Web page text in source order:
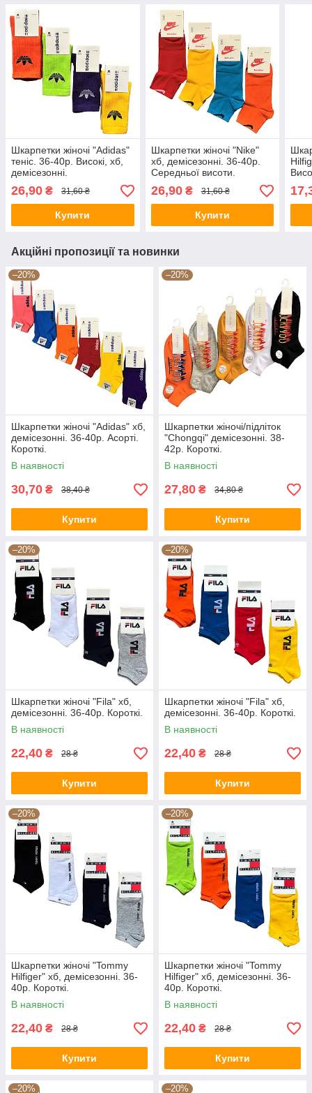
Шкарпетки жіночі "Adidas"
теніс. 36-40р. Високі, хб,
демісезонні.
26,90 ₴ 31,60 ₴
Купити
Шкарпетки жіночі "Nike"
хб, демісезонні. 36-40р.
Середньої висоти.
26,90₴ 31,60 ₴
Купити
Акційні пропозиції та новинки
–20%
Шкарпетки жіночі "Adidas" хб,
демісезонні. 36-40р. Асорті.
Короткі.
В наявності
30,70 ₴ 38,40 ₴
Купити
–20%
Шкарпетки жіночі/підліток
"Chongqi" демісезонні. 38-
42р. Короткі.
В наявності
27,80 ₴ 34,80 ₴
Купити
–20%
Шкарпетки жіночі "Fila" хб,
демісезонні. 36-40р. Короткі.
В наявності
22,40 ₴ 28 ₴
Купити
–20%
Шкарпетки жіночі "Fila" хб,
демісезонні. 36-40р. Короткі.
В наявності
22,40 ₴ 28 ₴
Купити
–20%
Шкарпетки жіночі "Tommy
Hilfiger" хб, демісезонні. 36-
40р. Короткі.
В наявності
22,40 ₴ 28 ₴
Купити
–20%
Шкарпетки жіночі "Tommy
Hilfiger" хб, демісезонні. 36-
40р. Короткі.
В наявності
22,40 ₴ 28 ₴
Купити
–20% –20%